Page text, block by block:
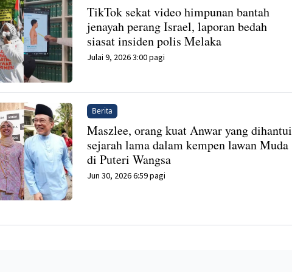
TikTok sekat video himpunan bantah
jenayah perang Israel, laporan bedah
siasat insiden polis Melaka
Julai 9, 2026 3:00 pagi
Berita
Maszlee, orang kuat Anwar yang dihantui
sejarah lama dalam kempen lawan Muda
di Puteri Wangsa
Jun 30, 2026 6:59 pagi